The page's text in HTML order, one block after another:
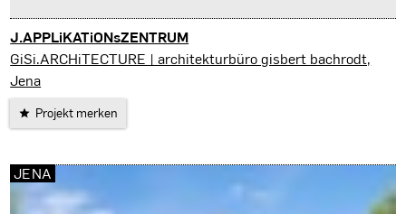
J.APPLiKATiONsZENTRUM
Jena
GiSi.ARCHiTECTURE | architekturbüro gisbert bachrodt,
Jena
Projekt merken
JENA